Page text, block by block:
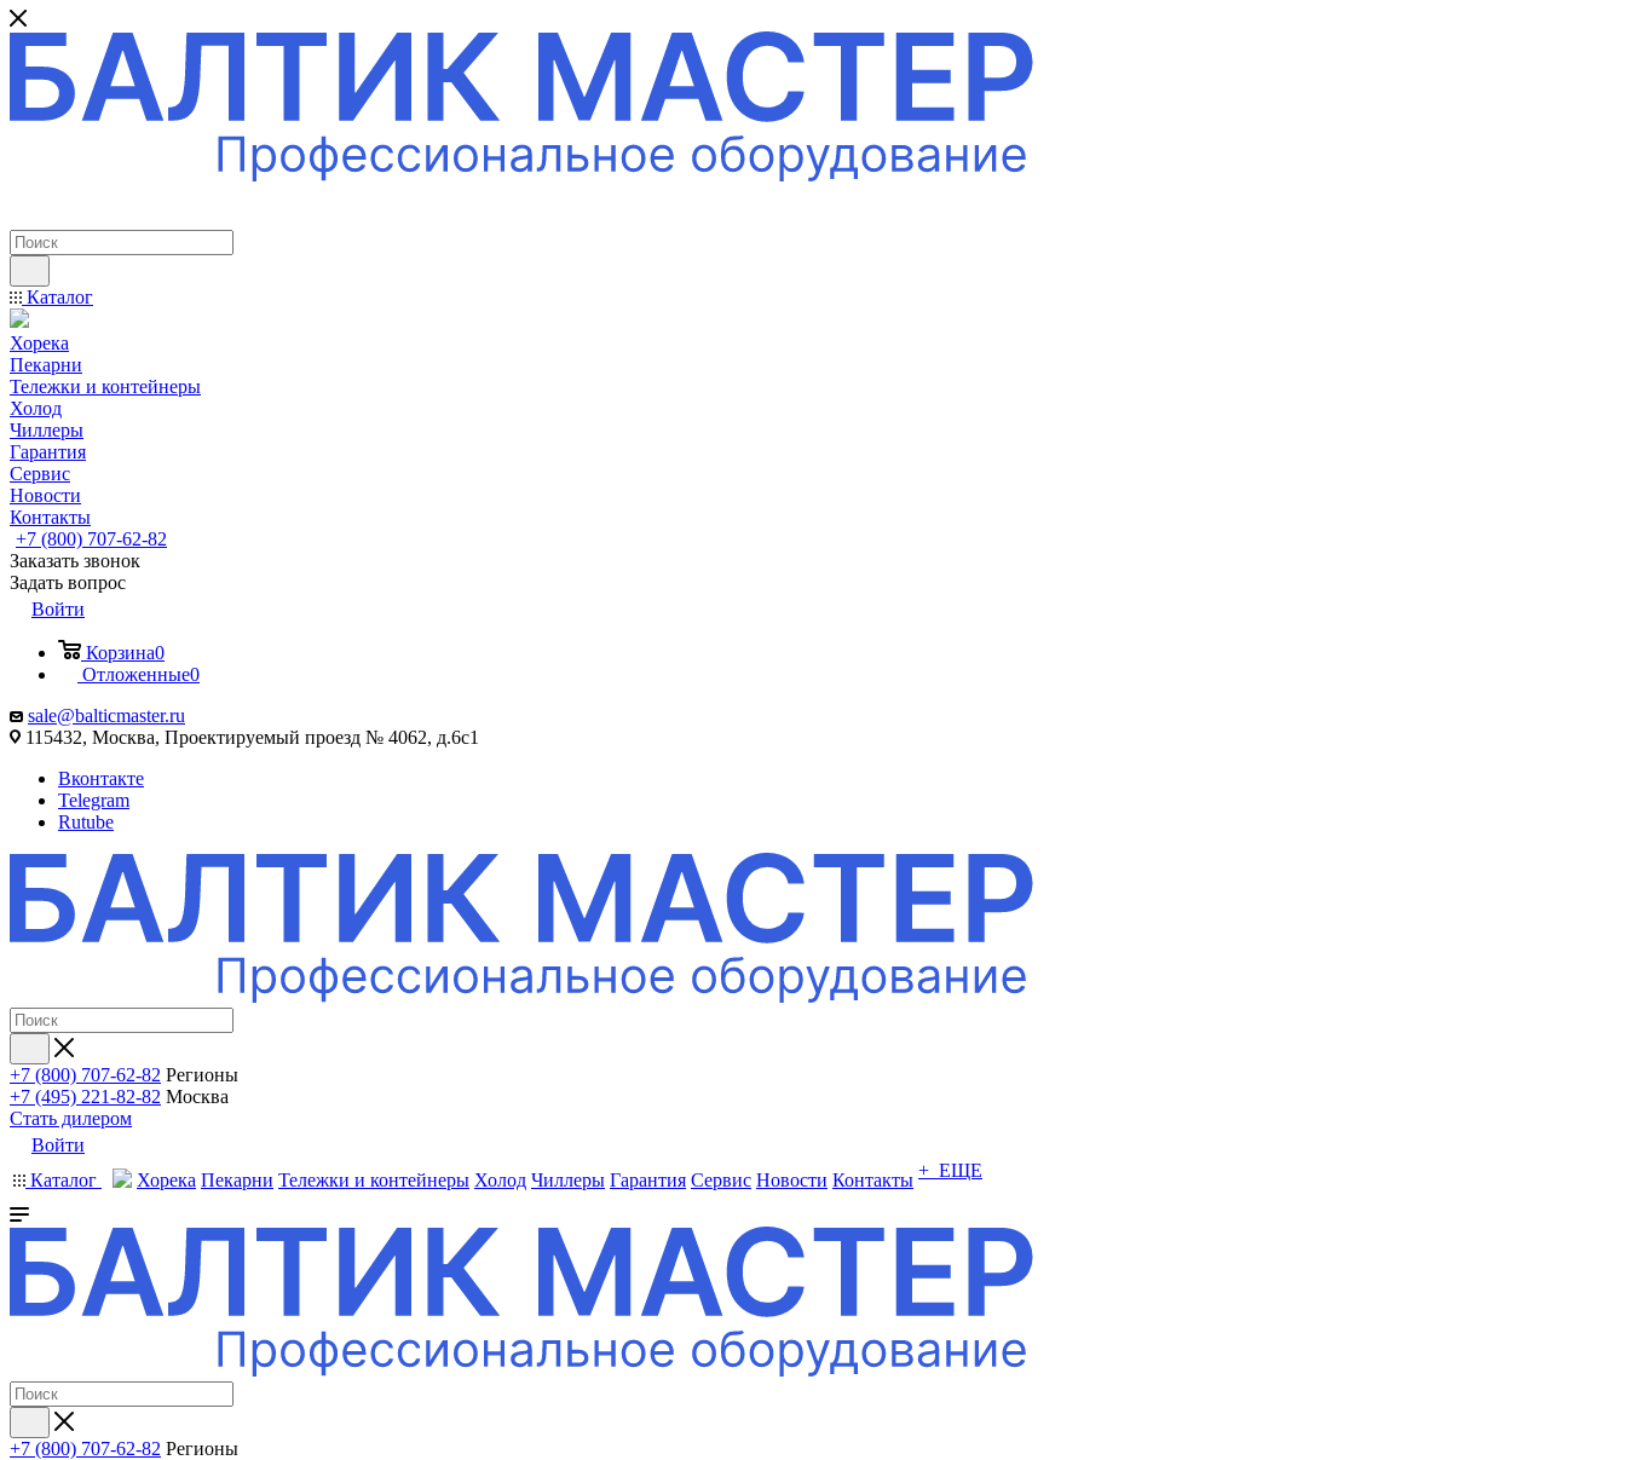
Каталог
Хорека
Пекарни
Тележки и контейнеры
Холод
Чиллеры
Гарантия
Сервис
Новости
Контакты
+7 (800) 707-62-82
Заказать звонок
Задать вопрос
Войти
Корзина0
Отложенные0
sale@balticmaster.ru
115432, Москва, Проектируемый проезд № 4062, д.6с1
Вконтакте
Telegram
Rutube
+7 (800) 707-62-82 Регионы
+7 (495) 221-82-82 Москва
Стать дилером
Войти
Каталог
Хорека Пекарни Тележки и контейнеры Холод Чиллеры Гарантия Сервис Новости Контакты + ЕЩЕ
+7 (800) 707-62-82 Регионы